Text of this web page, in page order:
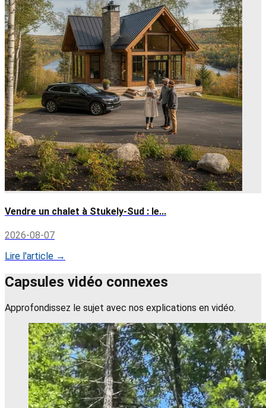
Vendre un chalet à Stukely-Sud : le...
2026-08-07
Lire l'article →
Capsules vidéo connexes
Approfondissez le sujet avec nos explications en vidéo.